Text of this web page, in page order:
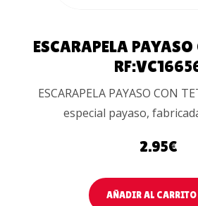
ESCARAPELA
ESCARAPELA PAYASO CON
especial payaso,
2.95€
AÑADIR AL CARRITO